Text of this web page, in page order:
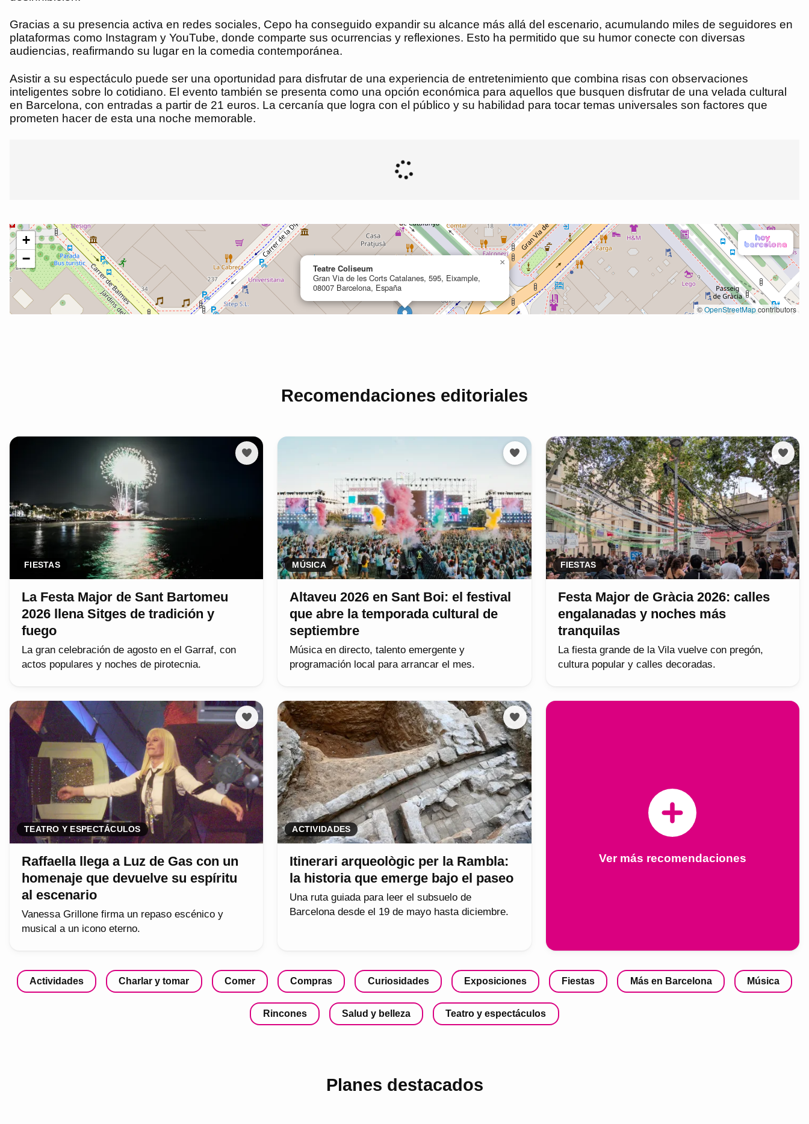
Gracias a su presencia activa en redes sociales, Cepo ha conseguido expandir su alcance más allá del escenario, acumulando miles de seguidores en
plataformas como Instagram y YouTube, donde comparte sus ocurrencias y reflexiones. Esto ha permitido que su humor conecte con diversas
audiencias, reafirmando su lugar en la comedia contemporánea.
Asistir a su espectáculo puede ser una oportunidad para disfrutar de una experiencia de entretenimiento que combina risas con observaciones
inteligentes sobre lo cotidiano. El evento también se presenta como una opción económica para aquellos que busquen disfrutar de una velada cultural
en Barcelona, con entradas a partir de 21 euros. La cercanía que logra con el público y su habilidad para tocar temas universales son factores que
prometen hacer de esta una noche memorable.
Recomendaciones editoriales
FIESTAS
La Festa Major de Sant Bartomeu
2026 llena Sitges de tradición y
fuego
La gran celebración de agosto en el Garraf, con
actos populares y noches de pirotecnia.
MÚSICA
Altaveu 2026 en Sant Boi: el festival
que abre la temporada cultural de
septiembre
Música en directo, talento emergente y
programación local para arrancar el mes.
FIESTAS
Festa Major de Gràcia 2026: calles
engalanadas y noches más
tranquilas
La fiesta grande de la Vila vuelve con pregón,
cultura popular y calles decoradas.
TEATRO Y ESPECTÁCULOS
Raffaella llega a Luz de Gas con un
homenaje que devuelve su espíritu
al escenario
Vanessa Grillone firma un repaso escénico y
musical a un icono eterno.
ACTIVIDADES
Itinerari arqueològic per la Rambla:
la historia que emerge bajo el paseo
Una ruta guiada para leer el subsuelo de
Barcelona desde el 19 de mayo hasta diciembre.
Ver más recomendaciones
Actividades Charlar y tomar Comer Compras Curiosidades Exposiciones Fiestas Más en Barcelona Música
Rincones Salud y belleza Teatro y espectáculos
Planes destacados